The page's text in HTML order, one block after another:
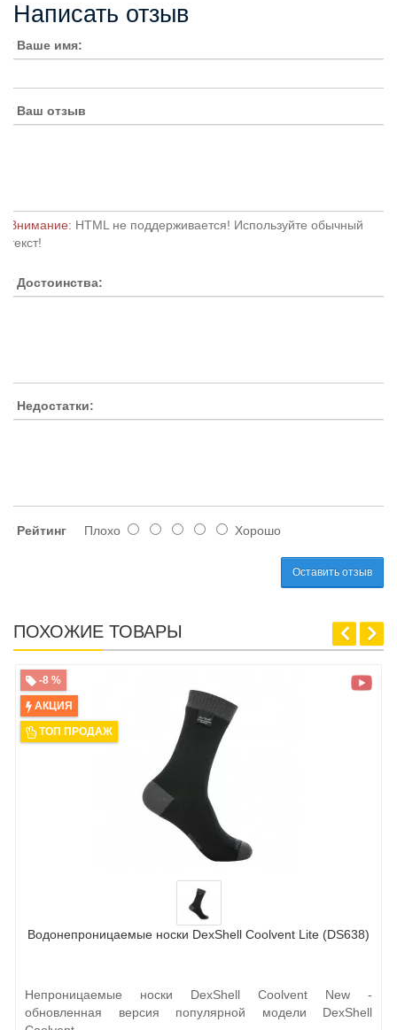
Написать отзыв
Ваше имя:
Ваш отзыв
Внимание: HTML не поддерживается! Используйте обычный
текст!
Достоинства:
Недостатки:
Рейтинг Плохо Хорошо
Оставить отзыв
ПОХОЖИЕ ТОВАРЫ
-8 %
АКЦИЯ
ТОП ПРОДАЖ
Водонепроницаемые носки DexShell Coolvent Lite (DS638)
Непроницаемые носки DexShell Coolvent New -
обновленная версия популярной модели DexShell